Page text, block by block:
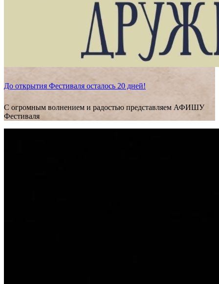
До открытия Фестиваля осталось 20 дней!
С огромным волнением и радостью представляем АФИШУ
Фестиваля